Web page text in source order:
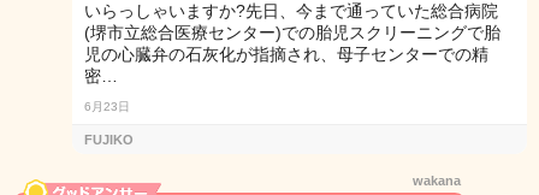
いらっしゃいますか?先日、今まで通っていた総合病院
(堺市立総合医療センター)での胎児スクリーニングで胎
児の心臓弁の石灰化が指摘され、母子センターでの精
密…
6月23日
FUJIKO
wakana